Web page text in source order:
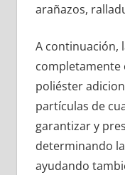
arañazos,
A continuación,
completamente
poliéster
partículas de
garantizar y
determinando
ayudando